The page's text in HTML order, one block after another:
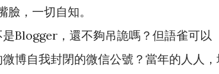
，一切自知。
Blogger，還不夠吊詭嗎？但語雀可以
博自我封閉的微信公號？當年的人人